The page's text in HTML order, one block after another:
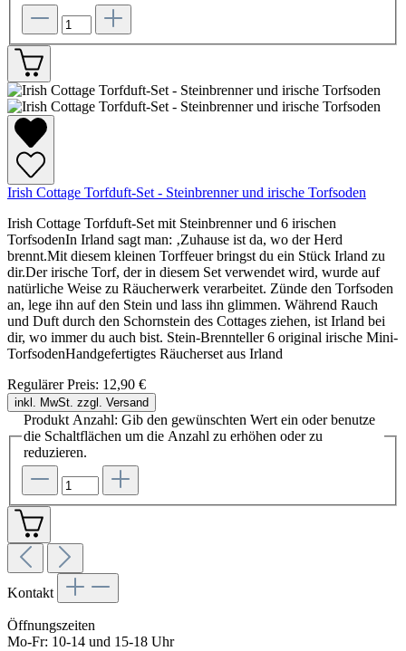
Irish Cottage Torfduft-Set - Steinbrenner und irische Torfsoden
Irish Cottage Torfduft-Set mit Steinbrenner und 6 irischen
TorfsodenIn Irland sagt man: ‚Zuhause ist da, wo der Herd
brennt.Mit diesem kleinen Torffeuer bringst du ein Stück Irland zu
dir.Der irische Torf, der in diesem Set verwendet wird, wurde auf
natürliche Weise zu Räucherwerk verarbeitet. Zünde den Torfsoden
an, lege ihn auf den Stein und lass ihn glimmen. Während Rauch
und Duft durch den Schornstein des Cottages ziehen, ist Irland bei
dir, wo immer du auch bist. Stein-Brennteller 6 original irische Mini-
TorfsodenHandgefertigtes Räucherset aus Irland
Regulärer Preis: 12,90 €
inkl. MwSt. zzgl. Versand
Produkt Anzahl: Gib den gewünschten Wert ein oder benutze
die Schaltflächen um die Anzahl zu erhöhen oder zu
reduzieren.
Kontakt
Öffnungszeiten
Mo-Fr: 10-14 und 15-18 Uhr